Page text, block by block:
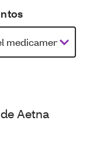
Aetna